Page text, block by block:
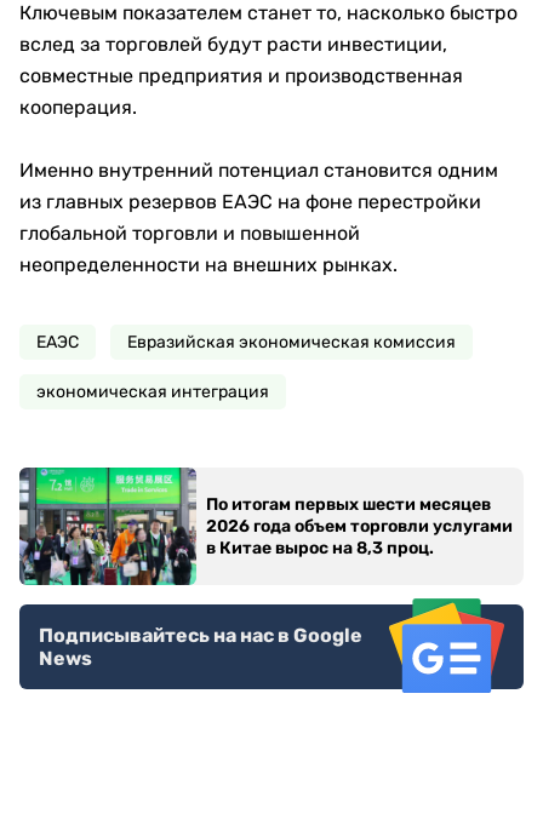
Ключевым показателем станет то, насколько быстро
вслед за торговлей будут расти инвестиции,
совместные предприятия и производственная
кооперация.
Именно внутренний потенциал становится одним
из главных резервов ЕАЭС на фоне перестройки
глобальной торговли и повышенной
неопределенности на внешних рынках.
ЕАЭС Евразийская экономическая комиссия
экономическая интеграция
По итогам первых шести месяцев
2026 года объем торговли услугами
в Китае вырос на 8,3 проц.
Подписывайтесь на нас в Google
News